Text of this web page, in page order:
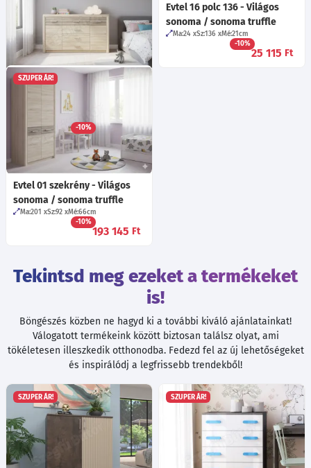
Evtel 16 polc 136 - Világos
sonoma / sonoma truffle
Ma:24 Sz:136 Mé:21cm
-10%
25 115 Ft
Evtel 08 komód 165 - Világos
sonoma / sonoma truffle
-10%
178 295Ft
SZUPER ÁR!
Evtel 01 szekrény - Világos
sonoma / sonoma truffle
Ma:201 Sz:92 Mé:66cm
-10%
193 145 Ft
Tekintsd meg ezeket a termékeket
is!
Böngészés közben ne hagyd ki a további kiváló ajánlatainkat!
Válogatott termékeink között biztosan találsz olyat, ami
tökéletesen illeszkedik otthonodba. Fedezd fel az új lehetőségeket
és inspirálódj a legfrissebb trendekből!
SZUPER ÁR! SZUPER ÁR!